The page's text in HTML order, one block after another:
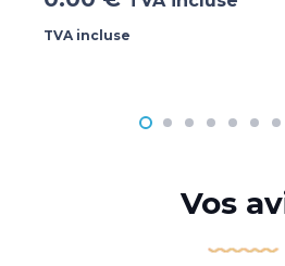
TVA incluse
Vos